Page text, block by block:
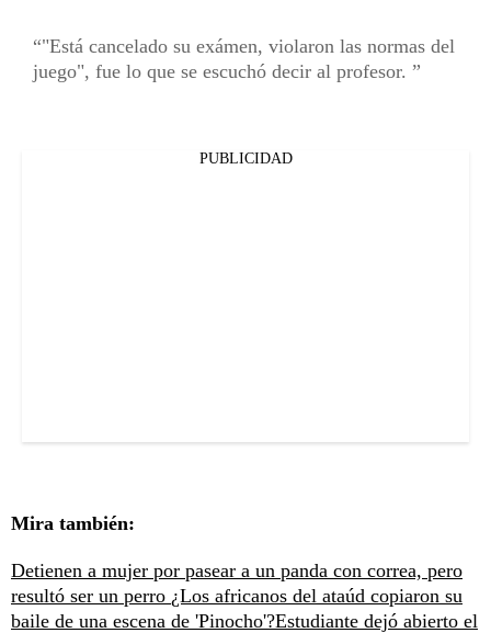
"Está cancelado su exámen, violaron las normas del
juego", fue lo que se escuchó decir al profesor.
PUBLICIDAD
Mira también:
Detienen a mujer por pasear a un panda con correa, pero
resultó ser un perro ¿Los africanos del ataúd copiaron su
baile de una escena de 'Pinocho'?Estudiante dejó abierto el